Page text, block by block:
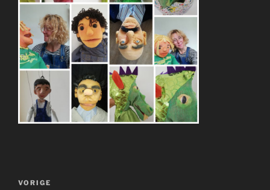
Bericht
Vorig
VORIGE